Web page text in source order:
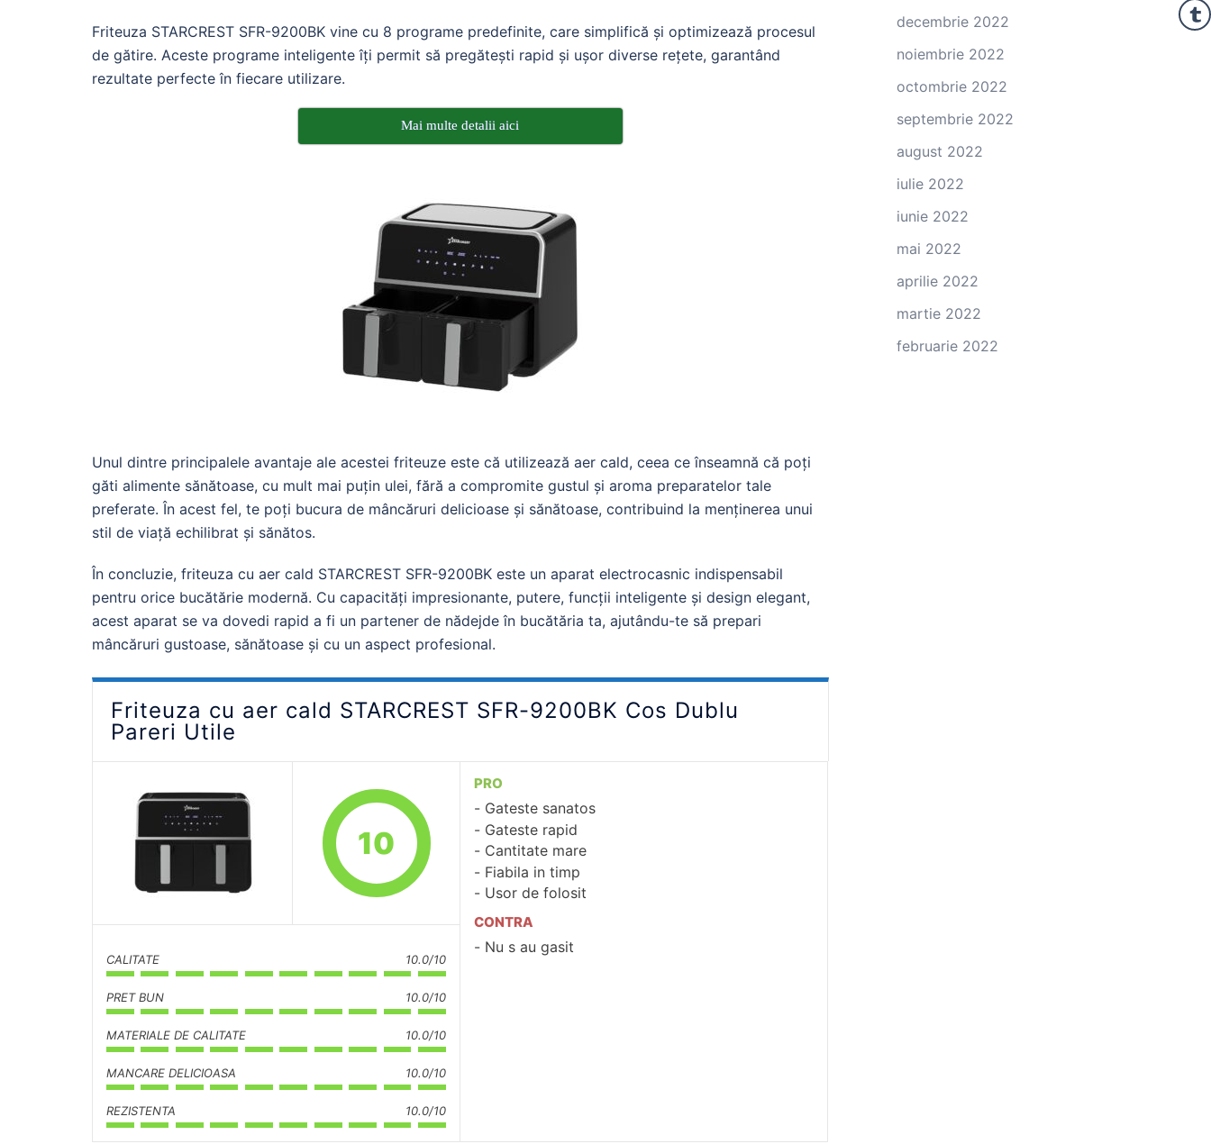
Friteuza STARCREST SFR-9200BK vine cu 8 programe predefinite, care simplifică și optimizează procesul
de gătire. Aceste programe inteligente îți permit să pregătești rapid și ușor diverse rețete, garantând
rezultate perfecte în fiecare utilizare.
Mai multe detalii aici
Unul dintre principalele avantaje ale acestei friteuze este că utilizează aer cald, ceea ce înseamnă că poți
găti alimente sănătoase, cu mult mai puțin ulei, fără a compromite gustul și aroma preparatelor tale
preferate. În acest fel, te poți bucura de mâncăruri delicioase și sănătoase, contribuind la menținerea unui
stil de viață echilibrat și sănătos.
În concluzie, friteuza cu aer cald STARCREST SFR-9200BK este un aparat electrocasnic indispensabil
pentru orice bucătărie modernă. Cu capacități impresionante, putere, funcții inteligente și design elegant,
acest aparat se va dovedi rapid a fi un partener de nădejde în bucătăria ta, ajutându-te să prepari
mâncăruri gustoase, sănătoase și cu un aspect profesional.
Friteuza cu aer cald STARCREST SFR-9200BK Cos Dublu
Pareri Utile
10
CALITATE 10.0/10
PRET BUN 10.0/10
MATERIALE DE CALITATE 10.0/10
MANCARE DELICIOASA 10.0/10
REZISTENTA 10.0/10
PRO
Gateste sanatos
Gateste rapid
Cantitate mare
Fiabila in timp
Usor de folosit
CONTRA
Nu s au gasit
decembrie 2022
noiembrie 2022
octombrie 2022
septembrie 2022
august 2022
iulie 2022
iunie 2022
mai 2022
aprilie 2022
martie 2022
februarie 2022